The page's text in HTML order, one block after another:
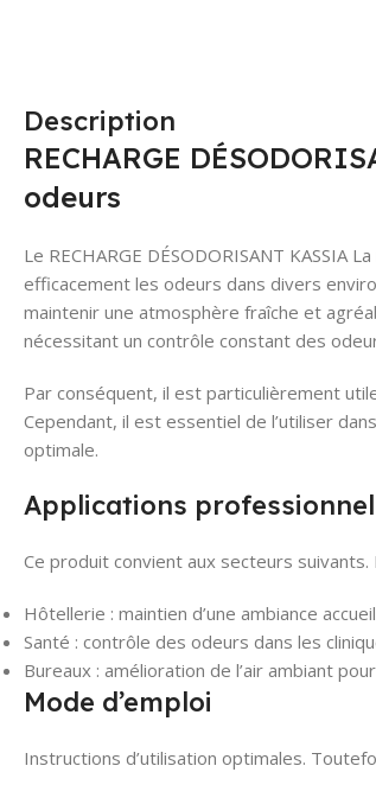
Description
RECHARGE
odeurs
Le RECHARGE DÉSODORISANT
efficacement les odeurs dans divers
maintenir une atmosphère fraîche et
nécessitant un contrôle constant des
Par conséquent, il est particulièrement
Cependant, il est essentiel de l’utiliser
optimale.
Applications
Ce produit convient aux secteurs
Hôtellerie : maintien d’une ambiance
Santé : contrôle des odeurs dans les
Bureaux : amélioration de l’air ambiant
Mode d’emploi
Instructions d’utilisation optimales.